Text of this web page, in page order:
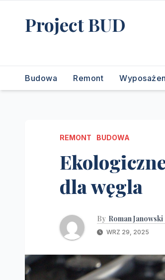
Project BUD
Budowa Remont
REMONT BUDOWA
dla węgla
By Roman Janowski
WRZ 29, 2025